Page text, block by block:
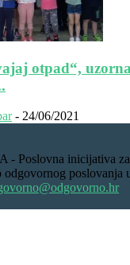
otpad“,
- 24/06/2021
- Poslovna inicijativa
odgovornog poslovanja